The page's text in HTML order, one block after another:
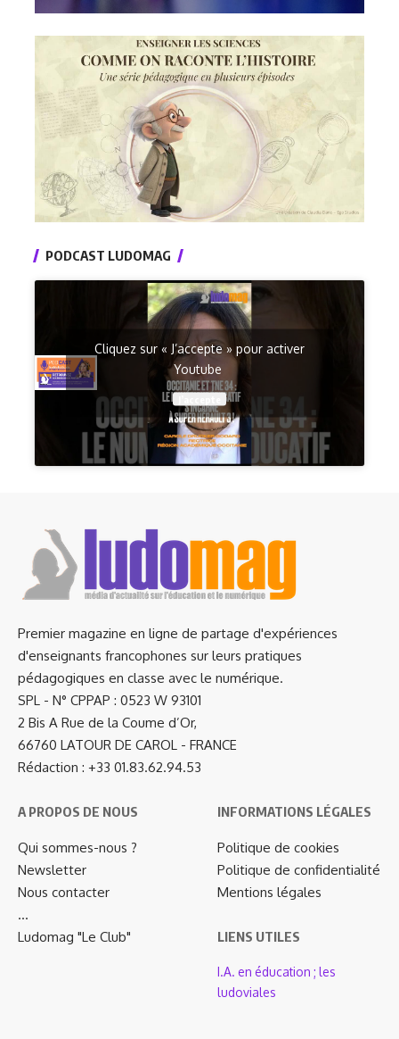
PODCAST LUDOMAG
Cliquez sur « J’accepte » pour activer
Youtube
Premier magazine en ligne de partage d'expériences
d'enseignants francophones sur leurs pratiques
pédagogiques en classe avec le numérique.
SPL - N° CPPAP : 0523 W 93101
2 Bis A Rue de la Coume d’Or,
66760 LATOUR DE CAROL - FRANCE
Rédaction : +33 01.83.62.94.53
A PROPOS DE NOUS
Qui sommes-nous ?
Newsletter
Nous contacter
…
Ludomag "Le Club"
INFORMATIONS LÉGALES
Politique de cookies
Politique de confidentialité
Mentions légales
LIENS UTILES
I.A. en éducation ; les
ludoviales